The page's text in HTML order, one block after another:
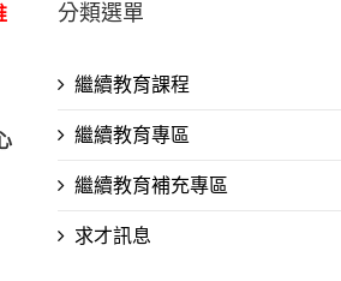
分類選單
繼續教育課程
繼續教育專區
繼續教育補充專區
求才訊息